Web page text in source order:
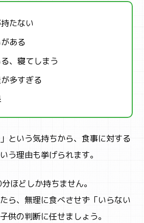
プ・自然体験
たない
ある
、寝てしまう
多すぎる
という気持ちから、食事に対する
う理由も挙げられます。
ほどしか持ちません。
ら、無理に食べさせず「いらない
供の判断に任せましょう。